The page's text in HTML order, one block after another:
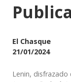
El Chasque
21/01/2024
Lenin, disfrazado